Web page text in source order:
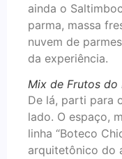
ainda o
parma, massa
nuvem de
da experiência.
Mix de Frutos do
De lá, parti para
lado. O espaço,
linha “Boteco
arquitetônico do